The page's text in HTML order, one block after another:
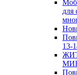
для
13-